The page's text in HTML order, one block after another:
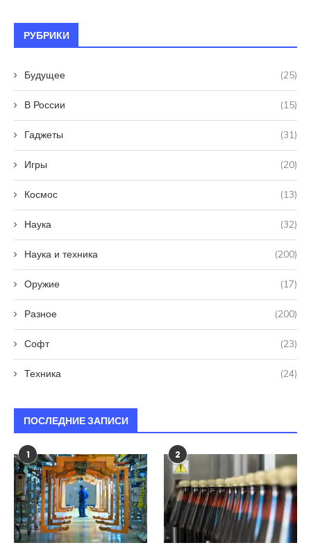
РУБРИКИ
Будущее (25)
В России (15)
Гаджеты (31)
Игры (20)
Космос (13)
Наука (32)
Наука и техника (200)
Оружие (17)
Разное (200)
Софт (23)
Техника (24)
ПОСЛЕДНИЕ ЗАПИСИ
1 2